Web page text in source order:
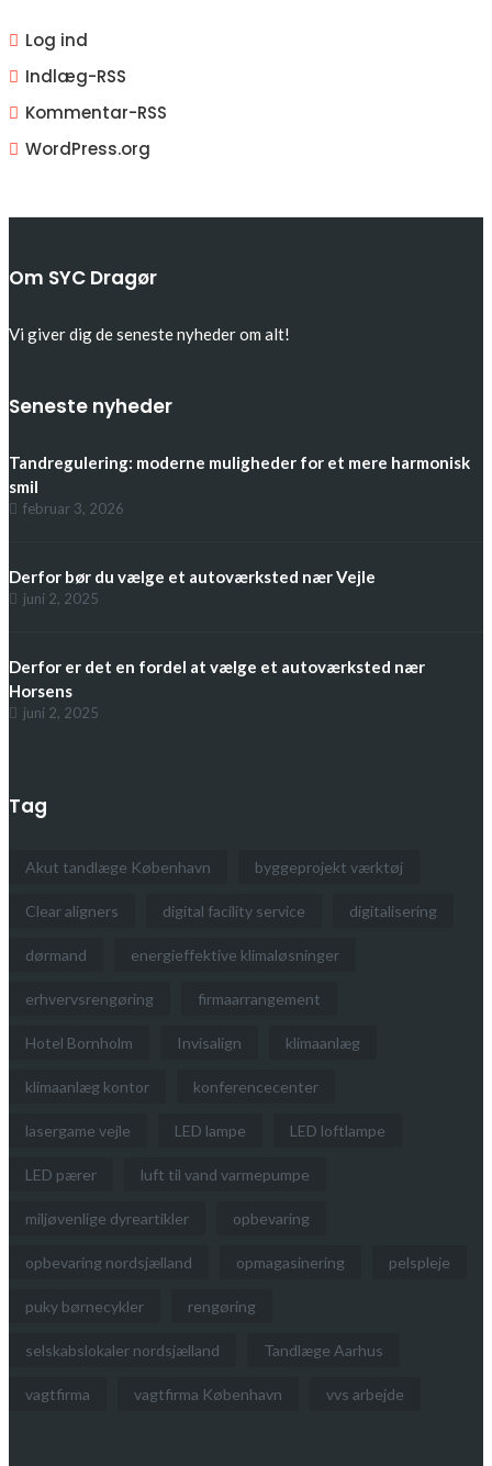
Log ind
Indlæg-RSS
Kommentar-RSS
WordPress.org
Om SYC Dragør
Vi giver dig de seneste nyheder om alt!
Seneste nyheder
Tandregulering: moderne muligheder for et mere harmonisk
smil
februar 3, 2026
Derfor bør du vælge et autoværksted nær Vejle
juni 2, 2025
Derfor er det en fordel at vælge et autoværksted nær
Horsens
juni 2, 2025
Tag
Akut tandlæge København byggeprojekt værktøj
Clear aligners digital facility service digitalisering
dørmand energieffektive klimaløsninger
erhvervsrengøring firmaarrangement
Hotel Bornholm Invisalign klimaanlæg
klimaanlæg kontor konferencecenter
lasergame vejle LED lampe LED loftlampe
LED pærer luft til vand varmepumpe
miljøvenlige dyreartikler opbevaring
opbevaring nordsjælland opmagasinering pelspleje
puky børnecykler rengøring
selskabslokaler nordsjælland Tandlæge Aarhus
vagtfirma vagtfirma København vvs arbejde